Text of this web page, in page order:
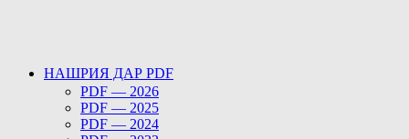
НАШРИЯ ДАР PDF
PDF — 2026
PDF — 2025
PDF — 2024